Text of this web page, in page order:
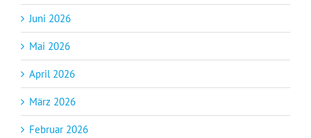
Juni 2026
Mai 2026
April 2026
März 2026
Februar 2026